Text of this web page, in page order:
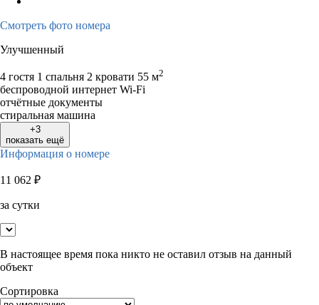
Смотреть фото номера
Улучшенный
4 гостя 1 спальня 2 кровати 55 м2
беспроводной интернет Wi-Fi
отчётные документы
стиральная машина
+3
показать ещё
Информация о номере
11 062 ₽
за сутки
В настоящее время пока никто не оставил отзыв на данный
объект
Сортировка